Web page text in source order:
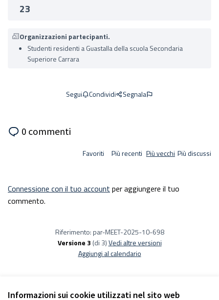
Informazioni sui cookie utilizzati nel sito web
23
Organizzazioni partecipanti.
Studenti residenti a Guastalla della scuola Secondaria
Superiore Carrara
Segui Condividi Segnala
0 commenti
Favoriti Più recenti Più vecchi Più discussi
Connessione con il tuo account per aggiungere il tuo
commento.
Riferimento: par-MEET-2025-10-698
Versione 3 (di 3) vedi altre versioni
Aggiungi al calendario